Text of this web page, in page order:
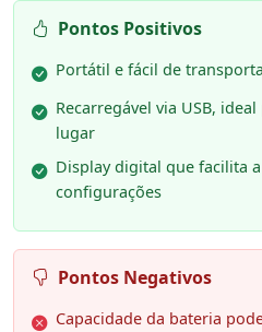
Pontos Positivos
Portátil e fácil de
Recarregável via USB,
lugar
Display digital que facilita
configurações
Pontos Negativos
Capacidade da bateria